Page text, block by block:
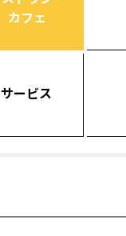
カフェ
サービス